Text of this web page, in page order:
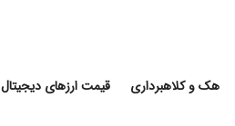
هک و کلاهبرداری قیمت ارزهای دیجیتال